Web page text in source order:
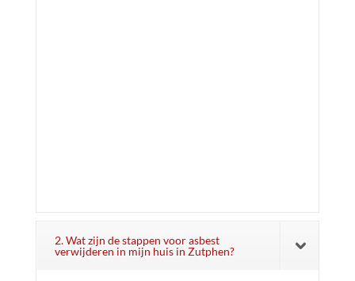
2. Wat zijn de stappen voor asbest
verwijderen in mijn huis in Zutphen?